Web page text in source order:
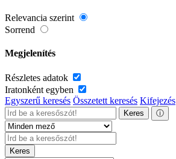
Relevancia szerint
Sorrend
Megjelenítés
Részletes adatok
Iratonként egyben
Egyszerű keresés Összetett keresés Kifejezés
Keres ⓘ
Keres